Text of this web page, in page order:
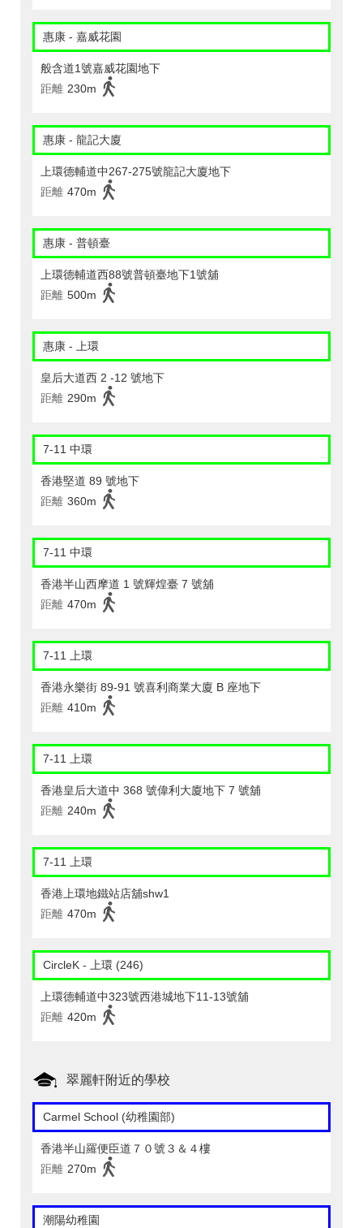
惠康 - 嘉威花園
般含道1號嘉威花園地下
距離 230m
惠康 - 龍記大廈
上環德輔道中267-275號龍記大廈地下
距離 470m
惠康 - 普頓臺
上環德輔道西88號普頓臺地下1號舖
距離 500m
惠康 - 上環
皇后大道西 2 -12 號地下
距離 290m
7-11 中環
香港堅道 89 號地下
距離 360m
7-11 中環
香港半山西摩道 1 號輝煌臺 7 號舖
距離 470m
7-11 上環
香港永樂街 89-91 號喜利商業大廈 B 座地下
距離 410m
7-11 上環
香港皇后大道中 368 號偉利大廈地下 7 號舖
距離 240m
7-11 上環
香港上環地鐵站店舖shw1
距離 470m
CircleK - 上環 (246)
上環德輔道中323號西港城地下11-13號舖
距離 420m
翠麗軒附近的學校
Carmel School (幼稚園部)
香港半山羅便臣道７０號３＆４樓
距離 270m
潮陽幼稚園